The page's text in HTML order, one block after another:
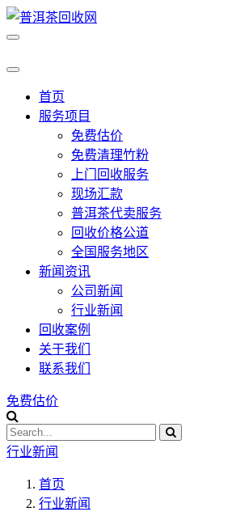
首页
服务项目
免费估价
免费清理竹粉
上门回收服务
现场汇款
普洱茶代卖服务
回收价格公道
全国服务地区
新闻资讯
公司新闻
行业新闻
回收案例
关于我们
联系我们
免费估价
行业新闻
首页
行业新闻